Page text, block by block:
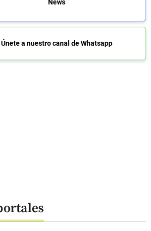
News
Únete a nuestro canal de Whatsapp